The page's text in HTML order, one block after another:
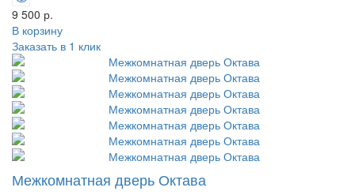
9 500 р.
В корзину
Заказать в 1 клик
Межкомнатная дверь Октава